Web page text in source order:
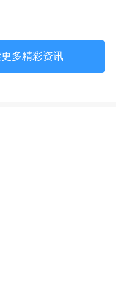
多精彩资讯